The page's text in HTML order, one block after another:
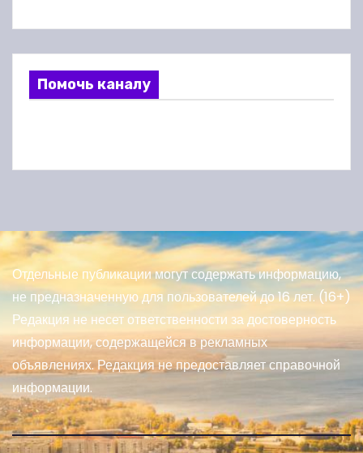
Помочь каналу
Отдельные публикации могут содержать информацию,
не предназначенную для пользователей до 16 лет. (16+)
Редакция не несет ответственности за достоверность
информации, содержащейся в рекламных
объявлениях. Редакция не предоставляет справочной
информации.